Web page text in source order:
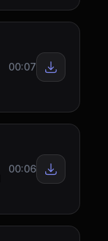
00:07
00:06